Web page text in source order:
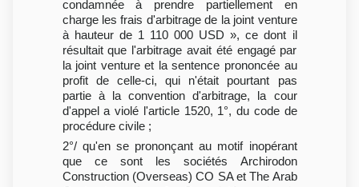
condamnée à prendre partiellement en
charge les frais d'arbitrage de la joint venture
à hauteur de 1 110 000 USD », ce dont il
résultait que l'arbitrage avait été engagé par
la joint venture et la sentence prononcée au
profit de celle-ci, qui n'était pourtant pas
partie à la convention d'arbitrage, la cour
d'appel a violé l'article 1520, 1°, du code de
procédure civile ;
2°/ qu'en se prononçant au motif inopérant
que ce sont les sociétés Archirodon
Construction (Overseas) CO SA et The Arab